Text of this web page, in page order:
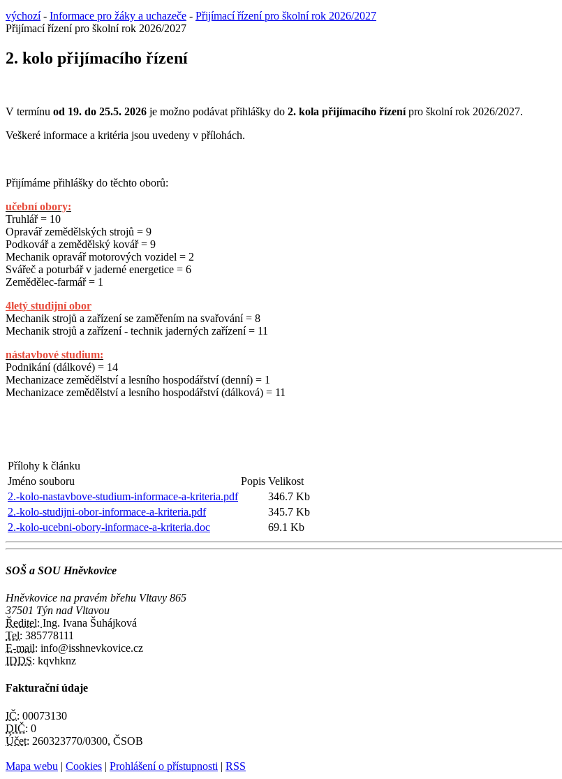
výchozí- Informace pro žáky a uchazeče - Přijímací řízení pro školní rok 2026/2027
Přijímací řízení pro školní rok 2026/2027
2. kolo přijímacího řízení
V termínu od 19. do 25.5. 2026 je možno podávat přihlášky do 2. kola přijímacího řízenípro školní rok 2026/2027.
Veškeré informace a kritéria jsou uvedeny v přílohách.
Přijímáme přihlášky do těchto oborů:
učební obory:
Truhlář = 10
Opravář zemědělských strojů = 9
Podkovář a zemědělský kovář = 9
Mechanik opravář motorových vozidel = 2
Svářeč a poturbář v jaderné energetice = 6
Zemědělec-farmář = 1
4letý studijní obor
Mechanik strojů a zařízení se zaměřením na svařování = 8
Mechanik strojů a zařízení - technik jaderných zařízení = 11
nástavbové studium:
Podnikání (dálkové) = 14
Mechanizace zemědělství a lesního hospodářství (denní) = 1
Mechanizace zemědělství a lesního hospodářství (dálková) = 11
Přílohy k článku
Jméno souboru
Popis Velikost
2.-kolo-nastavbove-studium-informace-a-kriteria.pdf
346.7 Kb
2.-kolo-studijni-obor-informace-a-kriteria.pdf
345.7 Kb
2.-kolo-ucebni-obory-informace-a-kriteria.doc
69.1 Kb
SOŠ a SOU Hněvkovice
Hněvkovice na pravém břehu Vltavy 865
37501 Týn nad Vltavou
Ředitel: Ing. Ivana Šuhájková
Tel: 385778111
E-mail: info@isshnevkovice.cz
IDDS: kqvhknz
Fakturační údaje
IČ: 00073130
DIČ: 0
Účet: 260323770/0300, ČSOB
Mapa webu | Cookies | Prohlášení o přístupnosti | RSS